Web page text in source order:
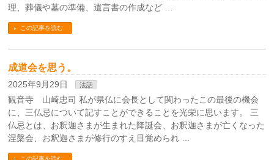
理、葬儀や墓の準備、遺言書の作成など …
この記事を読む
成道会を思う。
2025年9月29日 法話
観音寺 山崎忠司 私が県仏に会長として関わったこの最後の機会
に、三仏忌について記すことができることを光栄に思います。 三
仏忌とは、お釈迦さまが生まれた降誕会、お釈迦さまが亡くなった
涅槃会、お釈迦さまが修行のすえ目覚められ …
この記事を読む